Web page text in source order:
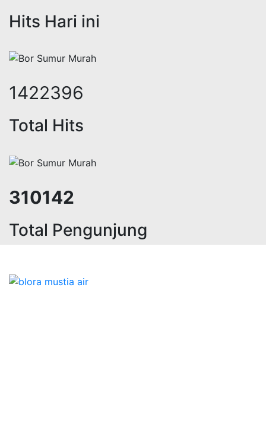
Hits Hari ini
1422396
Total Hits
310142
Total Pengunjung